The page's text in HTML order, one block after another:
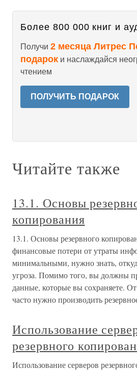
Более 800 000 книг и
Получи 2 месяца Литрес
подарок и наслаждайся
чтением
ПОЛУЧИТЬ ПОДАРОК
Читайте также
13.1. Основы
копирования
13.1. Основы резервного
финансовые потери от утраты
минимальными, нужно знать,
угроза. Помимо того, вы должны
данные, которые вы сохраняете.
часто нужно производить
Использование
резервного
Использование серверов